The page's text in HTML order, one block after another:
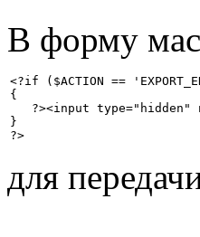
В форму
<?if ($ACTION ==
{
?><input type="hidden"
}
для